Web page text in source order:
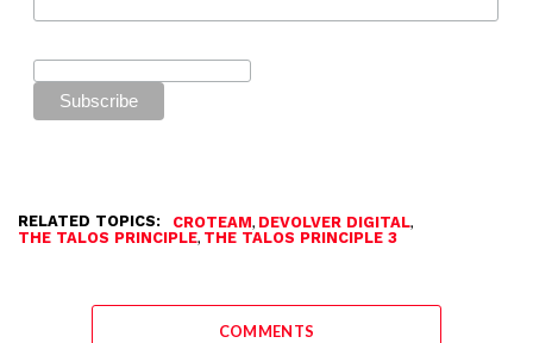
RELATED TOPICS: CROTEAM, DEVOLVER DIGITAL,
THE TALOS PRINCIPLE, THE TALOS PRINCIPLE 3
COMMENTS